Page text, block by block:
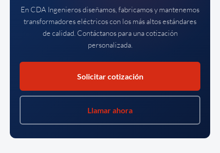
En CDA Ingenieros diseñamos, fabricamos y mantenemos
transformadores eléctricos con los más altos estándares
de calidad. Contáctanos para una cotización
personalizada.
Solicitar cotización
Llamar ahora